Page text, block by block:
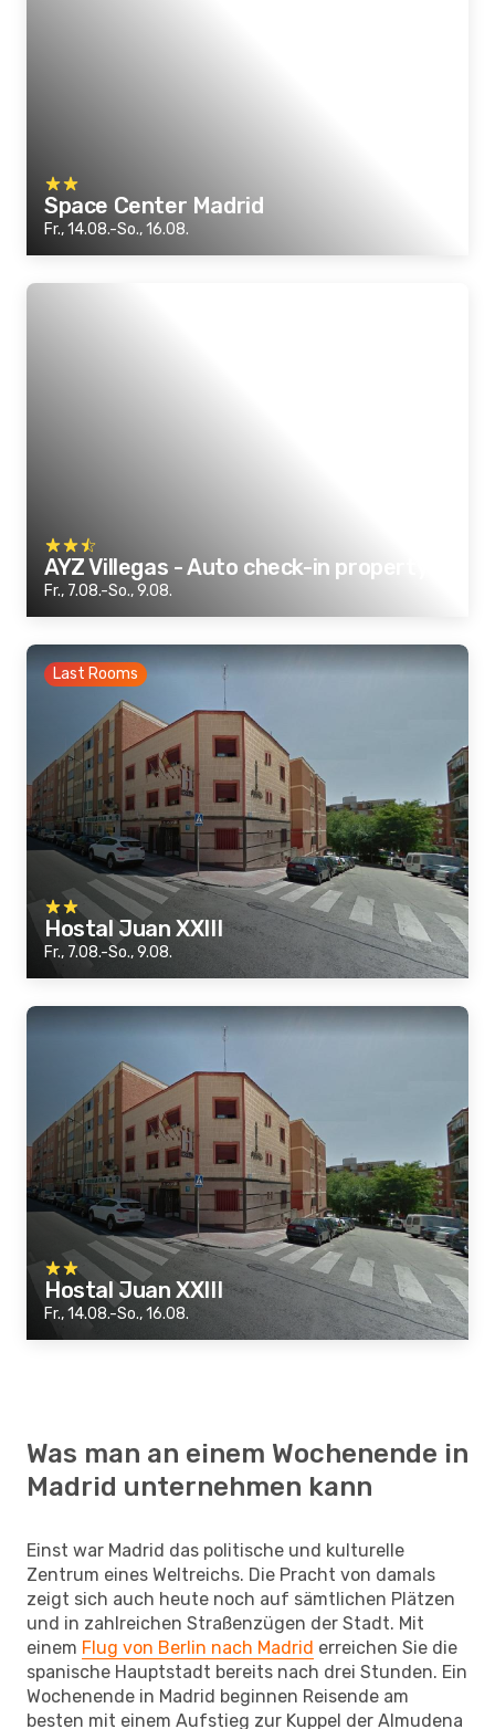
Space Center Madrid
Fr., 14.08.-So., 16.08.
AYZ Villegas - Auto check-in property
Fr., 7.08.-So., 9.08.
Last Rooms
Hostal Juan XXIII
Fr., 7.08.-So., 9.08.
Hostal Juan XXIII
Fr., 14.08.-So., 16.08.
Was man an einem Wochenende in
Madrid unternehmen kann
Einst war Madrid das politische und kulturelle
Zentrum eines Weltreichs. Die Pracht von damals
zeigt sich auch heute noch auf sämtlichen Plätzen
und in zahlreichen Straßenzügen der Stadt. Mit
einem Flug von Berlin nach Madrid erreichen Sie die
spanische Hauptstadt bereits nach drei Stunden. Ein
Wochenende in Madrid beginnen Reisende am
besten mit einem Aufstieg zur Kuppel der Almudena